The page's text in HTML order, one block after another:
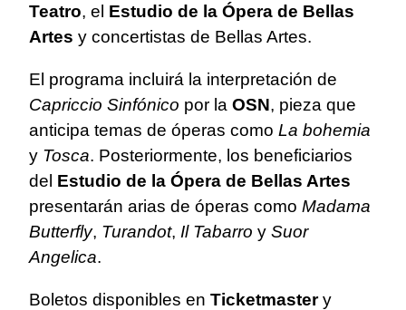
Teatro, el Estudio de la Ópera de Bellas
Artes y concertistas de Bellas Artes.
El programa incluirá la interpretación de
Capriccio Sinfónico por la OSN, pieza que
anticipa temas de óperas como La bohemia
y Tosca. Posteriormente, los beneficiarios
del Estudio de la Ópera de Bellas Artes
presentarán arias de óperas como Madama
Butterfly, Turandot, Il Tabarro y Suor
Angelica.
Boletos disponibles en Ticketmastery